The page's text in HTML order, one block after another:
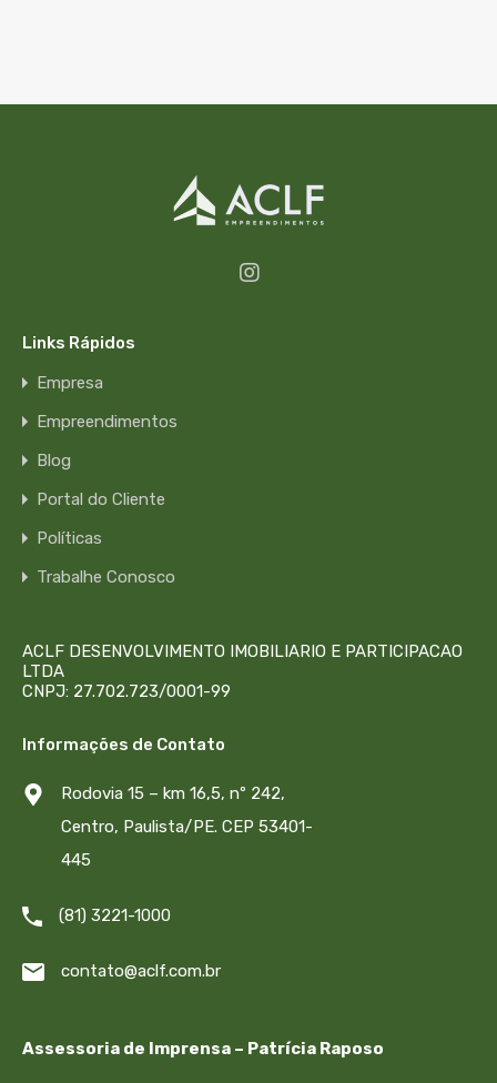
Links Rápidos
Empresa
Empreendimentos
Blog
Portal do Cliente
Políticas
Trabalhe Conosco
ACLF DESENVOLVIMENTO IMOBILIARIO E PARTICIPACAO
LTDA
CNPJ: 27.702.723/0001-99
Informações de Contato
Rodovia 15 – km 16,5, nº 242,
Centro, Paulista/PE. CEP 53401-
445
(81) 3221-1000
contato@aclf.com.br
Assessoria de Imprensa – Patrícia Raposo